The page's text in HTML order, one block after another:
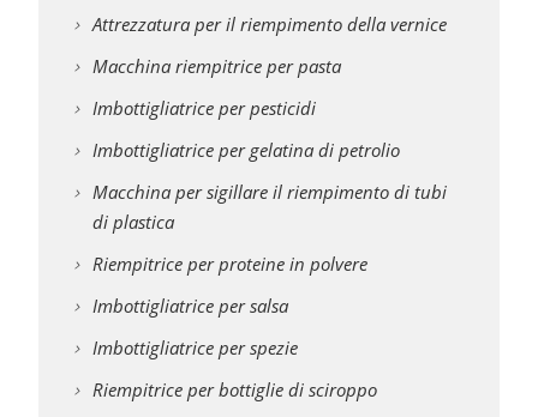
Attrezzatura per il riempimento della vernice
Macchina riempitrice per pasta
Imbottigliatrice per pesticidi
Imbottigliatrice per gelatina di petrolio
Macchina per sigillare il riempimento di tubi
di plastica
Riempitrice per proteine in polvere
Imbottigliatrice per salsa
Imbottigliatrice per spezie
Riempitrice per bottiglie di sciroppo